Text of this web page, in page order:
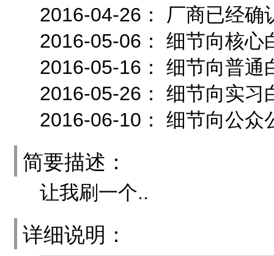
2016-04-26： 厂商已经确
2016-05-06： 细节向核心
2016-05-16： 细节向普通
2016-05-26： 细节向实习
2016-06-10： 细节向公众
简要描述：
让我刷一个..
详细说明：